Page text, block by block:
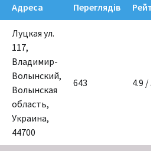
Адреса Переглядів
Луцкая ул.
117,
Владимир-
Волынский,
Волынская
область,
Украина,
44700
643 4.9 / 5